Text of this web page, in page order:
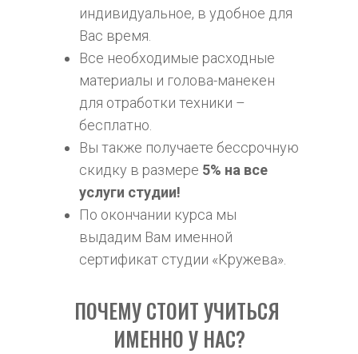
индивидуальное, в удобное для
Вас время.
Все необходимые расходные
материалы и голова-манекен
для отработки техники –
бесплатно.
Вы также получаете бессрочную
скидку в размере 5% на все
услуги студии!
По окончании курса мы
выдадим Вам именной
сертификат студии «Кружева».
ПОЧЕМУ СТОИТ УЧИТЬСЯ
ИМЕННО У НАС?